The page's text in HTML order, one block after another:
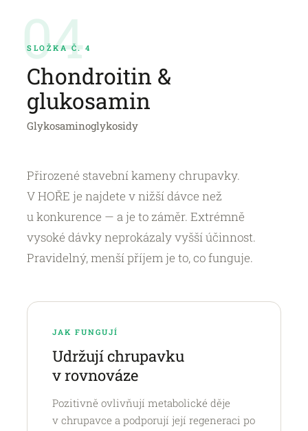
04
SLOŽKA Č. 4
Chondroitin &
glukosamin
Glykosaminoglykosidy
Přirozené stavební kameny chrupavky.
V HOŘE je najdete v nižší dávce než
u konkurence — a je to záměr. Extrémně
vysoké dávky neprokázaly vyšší účinnost.
Pravidelný, menší příjem je to, co funguje.
JAK FUNGUJÍ
Udržují chrupavku
v rovnováze
Pozitivně ovlivňují metabolické děje
v chrupavce a podporují její regeneraci po